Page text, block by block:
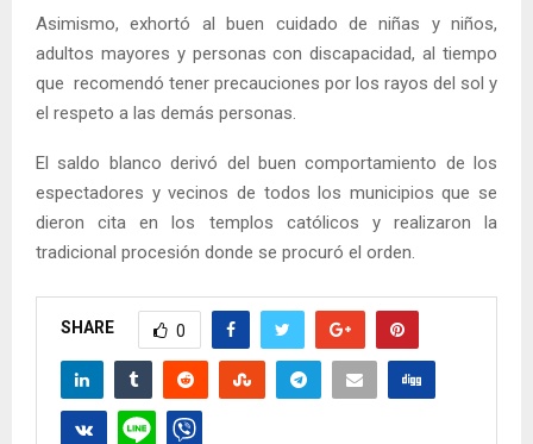
Asimismo, exhortó al buen cuidado de niñas y niños,
adultos mayores y personas con discapacidad, al tiempo
que recomendó tener precauciones por los rayos del sol y
el respeto a las demás personas.
El saldo blanco derivó del buen comportamiento de los
espectadores y vecinos de todos los municipios que se
dieron cita en los templos católicos y realizaron la
tradicional procesión donde se procuró el orden.
SHARE 0